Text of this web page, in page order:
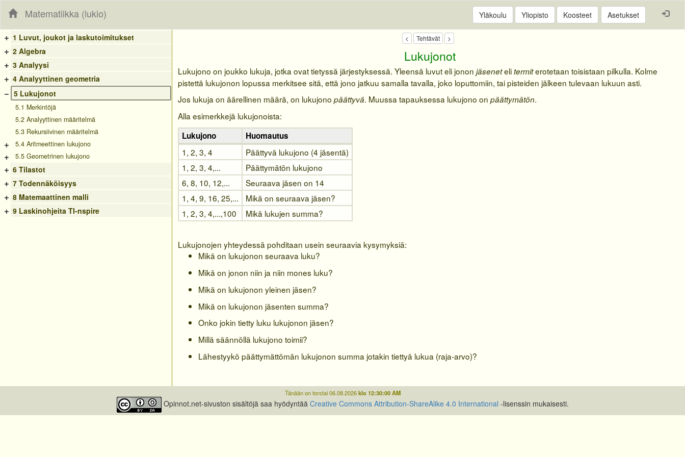
Matematiikka (lukio) Asetukset
+ 1 Luvut, joukot ja laskutoimitukset
+ 2 Algebra
+ 3 Analyysi
+ 4 Analyyttinen geometria
− 5 Lukujonot
5.1 Merkintöjä
5.2 Analyyttinen määritelmä
5.3 Rekursiivinen määritelmä
+ 5.4 Aritmeettinen lukujono
+ 5.5 Geometrinen lukujono
+ 6 Tilastot
+ 7 Todennäköisyys
+ 8 Matemaattinen malli
+ 9 Laskinohjeita TI-nspire
Lukujonot
Lukujono on joukko lukuja, jotka ovat tietyssä järjestyksessä. Yleensä luvut eli jonon jäsenetelitermiterotetaan toisistaan pilkulla. Kolme
pistettä lukujonon lopussa merkitsee sitä, että jono jatkuu samalla tavalla, joko loputtomiin, tai pisteiden jälkeen tulevaan lukuun asti.
Jos lukuja on äärellinen määrä, on lukujono päättyvä. Muussa tapauksessa lukujono on päättymätön.
Alla esimerkkejä lukujonoista:
Lukujono
Huomautus
1, 2, 3, 4
Päättyvä lukujono (4 jäsentä)
1, 2, 3, 4,...
Päättymätön lukujono
6, 8, 10, 12,...
Seuraava jäsen on 14
1, 4, 9, 16, 25,...
Mikä on seuraava jäsen?
1, 2, 3, 4,...,100
Mikä lukujen summa?
Lukujonojen yhteydessä pohditaan usein seuraavia kysymyksiä:
Mikä on lukujonon seuraava luku?
Mikä on jonon niin ja niin mones luku?
Mikä on lukujonon yleinen jäsen?
Mikä on lukujonon jäsenten summa?
Onko jokin tietty luku lukujonon jäsen?
Millä säännöllä lukujono toimii?
Lähestyykö päättymättömän lukujonon summa jotakin tiettyä lukua (raja-arvo)?
Tänään on torstai 06.08.2026klo 12:30:00 AM
Opinnot.net-sivuston sisältöjä saa hyödyntää Creative Commons Attribution-ShareAlike 4.0 International -lisenssin mukaisesti.